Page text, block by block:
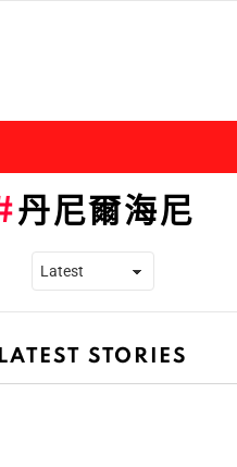
丹尼爾海尼
LATEST STORIES